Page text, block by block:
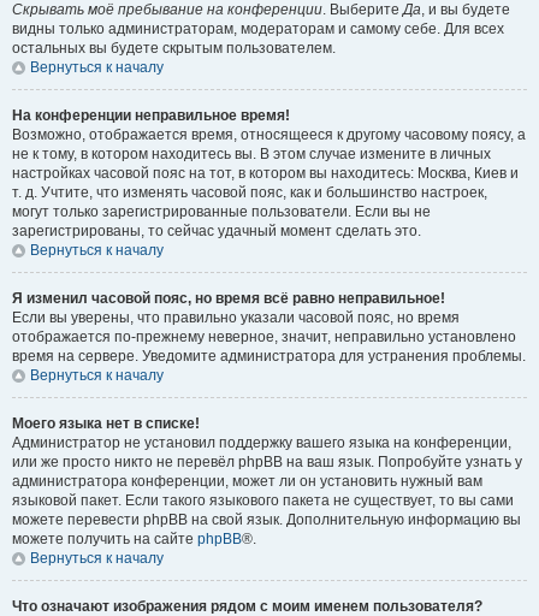
Скрывать моё пребывание на конференции. ВыберитеДа, и вы будете
видны только администраторам, модераторам и самому себе. Для всех
остальных вы будете скрытым пользователем.
Вернуться к началу
На конференции неправильное время!
Возможно, отображается время, относящееся к другому часовому поясу, а
не к тому, в котором находитесь вы. В этом случае измените в личных
настройках часовой пояс на тот, в котором вы находитесь: Москва, Киев и
т. д. Учтите, что изменять часовой пояс, как и большинство настроек,
могут только зарегистрированные пользователи. Если вы не
зарегистрированы, то сейчас удачный момент сделать это.
Вернуться к началу
Я изменил часовой пояс, но время всё равно неправильное!
Если вы уверены, что правильно указали часовой пояс, но время
отображается по-прежнему неверное, значит, неправильно установлено
время на сервере. Уведомите администратора для устранения проблемы.
Вернуться к началу
Моего языка нет в списке!
Администратор не установил поддержку вашего языка на конференции,
или же просто никто не перевёл phpBB на ваш язык. Попробуйте узнать у
администратора конференции, может ли он установить нужный вам
языковой пакет. Если такого языкового пакета не существует, то вы сами
можете перевести phpBB на свой язык. Дополнительную информацию вы
можете получить на сайте phpBB®.
Вернуться к началу
Что означают изображения рядом с моим именем пользователя?